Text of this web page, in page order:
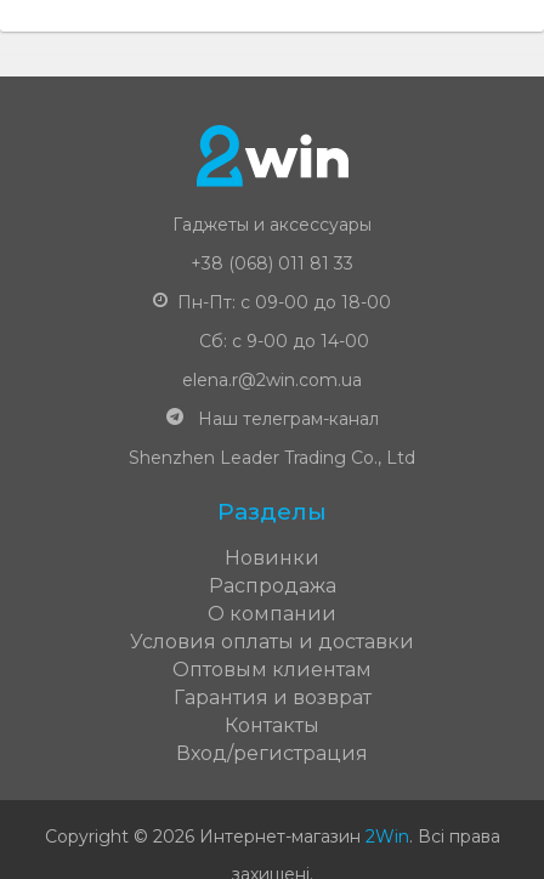
Гаджеты и аксессуары
+38 (068) 011 81 33
Пн-Пт: с 09-00 до 18-00
Сб: с 9-00 до 14-00
elena.r@2win.com.ua
Наш телеграм-канал
Shenzhen Leader Trading Co., Ltd
Разделы
Новинки
Распродажа
О компании
Условия оплаты и доставки
Оптовым клиентам
Гарантия и возврат
Контакты
Вход/регистрация
Copyright © 2026 Интернет-магазин 2Win. Всі права
захищені.